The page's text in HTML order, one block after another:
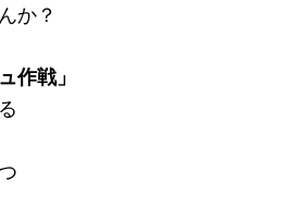
か？
作戦」